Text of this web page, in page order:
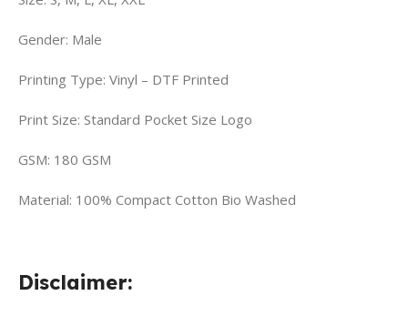
Gender: Male
Printing Type: Vinyl – DTF Printed
Print Size: Standard Pocket Size Logo
GSM: 180 GSM
Material: 100% Compact Cotton Bio Washed
Disclaimer: